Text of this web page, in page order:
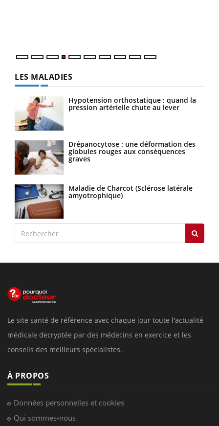
LES MALADIES
Hypotension orthostatique : quand la
pression artérielle chute au lever
Drépanocytose : une déformation des
globules rouges aux conséquences
graves
Maladie de Charcot (Sclérose latérale
amyotrophique)
Le site santé de référence avec chaque jour toute l'actualité
médicale decryptée par des médecins en exercice et les
conseils des meilleurs spécialistes.
À PROPOS
Données personnelles et cookies
Qui sommes-nous